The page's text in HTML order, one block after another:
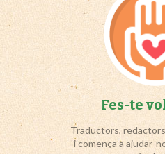
Fes-te
Traductors,
i comença a ajudar-